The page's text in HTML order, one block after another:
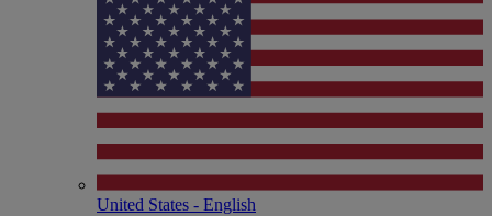
United States - English